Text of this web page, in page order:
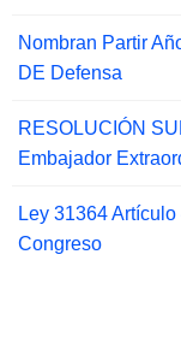
Nombran Partir
DE Defensa
RESOLUCIÓN
Embajador
Ley 31364
Congreso